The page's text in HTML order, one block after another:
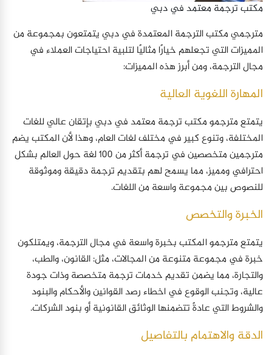
مكتب ترجمة معتمد في دبي
مترجمي مكتب الترجمة المعتمدة في دبي يتمتعون بمجموعة من
المميزات التي تجعلهم خيارًا مثاليًا لتلبية احتياجات العملاء في
مجال الترجمة، ومن أبرز هذه المميزات:
المهارة اللغوية العالية
يتمتع مترجمو مكتب ترجمة معتمد في دبي بإتقان عالي للغات
المختلفة، وتنوع كبير في مختلف لغات العام، وهذا لأن المكتب يضم
مترجمين متخصصين في ترجمة أكثر من 100 لغة حول العالم بشكل
احترافي ومميز، مما يسمح لهم بتقديم ترجمة دقيقة وموثوقة
للنصوص بين مجموعة واسعة من اللغات.
الخبرة والتخصص
يتمتع مترجمو المكتب بخبرة واسعة في مجال الترجمة، ويمتلكون
خبرة في مجموعة متنوعة من المجالات، مثل: القانون، والطب،
والتجارة، مما يضمن تقديم خدمات ترجمة متخصصة وذات جودة
عالية، وتجنب الوقوع في اخطاء رصد القوانين والأحكام والبنود
والشروط التي عادةً تتضمنها الوثائق القانونية أو بنود الشركات.
الدقة والاهتمام بالتفاصيل